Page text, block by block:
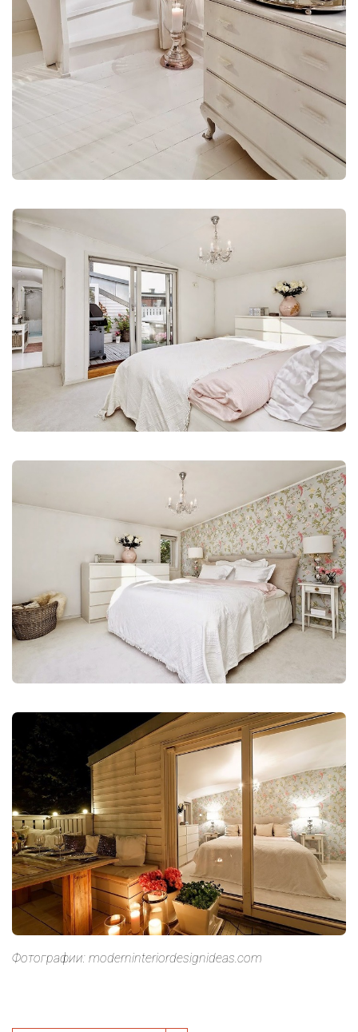
Фотографии: moderninteriordesignideas.com